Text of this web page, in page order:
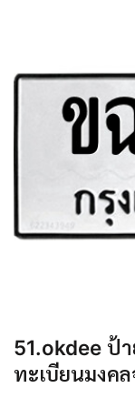
51.okdee ป้
ทะเบียนมงค